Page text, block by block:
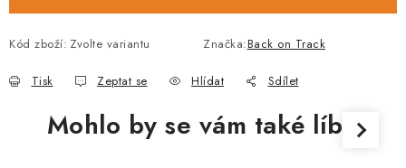
Kód zboží: Zvolte variantu Značka:Back on Track
Tisk Zeptat se Hlídat Sdílet
Mohlo by se vám také líbit